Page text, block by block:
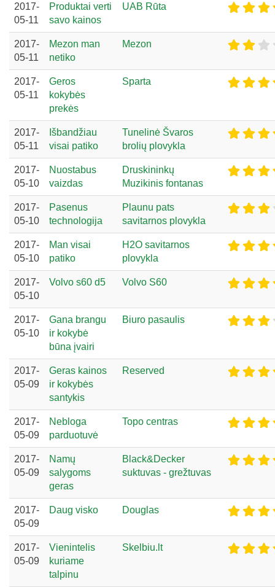
2017-
05-11
Produktai verti
savo kainos
UAB Rūta
2017-
05-11
Mezon man
netiko
Mezon
2017-
05-11
Geros
kokybės
prekės
Sparta
2017-
05-11
Išbandžiau
visai patiko
Tunelinė Švaros
brolių plovykla
2017-
05-10
Nuostabus
vaizdas
Druskininkų
Muzikinis fontanas
2017-
05-10
Pasenus
technologija
Plaunu pats
savitarnos plovykla
2017-
05-10
Man visai
patiko
H2O savitarnos
plovykla
2017-
05-10
Volvo s60 d5 Volvo S60
2017-
05-10
Gana brangu
ir kokybė
būna įvairi
Biuro pasaulis
2017-
05-09
Geras kainos
ir kokybės
santykis
Reserved
2017-
05-09
Nebloga
parduotuvė
Topo centras
2017-
05-09
Namų
salygoms
geras
Black&Decker
suktuvas - grežtuvas
2017-
05-09
Daug visko Douglas
2017-
05-09
Vienintelis
kuriame
talpinu
Skelbiu.lt